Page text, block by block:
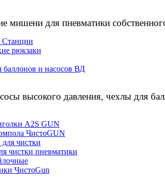
мишени для пневматики
рюкзаки
баллонов и насосов ВД
высокого давления, чехлы для
A2S GUN
ЧистоGUN
чистки
чистки пневматики
ЧистоGun